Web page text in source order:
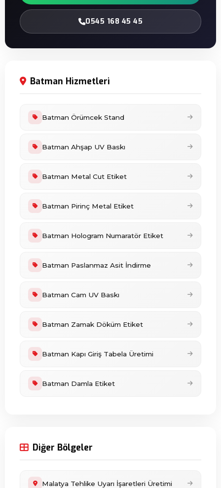
0545 168 45 45
Batman Hizmetleri
Batman Örümcek Stand
Batman Ahşap UV Baskı
Batman Metal Cut Etiket
Batman Pirinç Metal Etiket
Batman Hologram Numaratör Etiket
Batman Paslanmaz Asit İndirme
Batman Cam UV Baskı
Batman Zamak Döküm Etiket
Batman Kapı Giriş Tabela Üretimi
Batman Damla Etiket
Diğer Bölgeler
Malatya Tehlike Uyarı İşaretleri Üretimi